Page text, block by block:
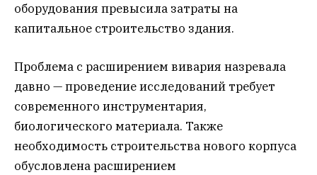
оборудования превысила затраты на
капитальное строительство здания.
Проблема с расширением вивария назревала
давно — проведение исследований требует
современного инструментария,
биологического материала. Также
необходимость строительства нового корпуса
обусловлена расширением